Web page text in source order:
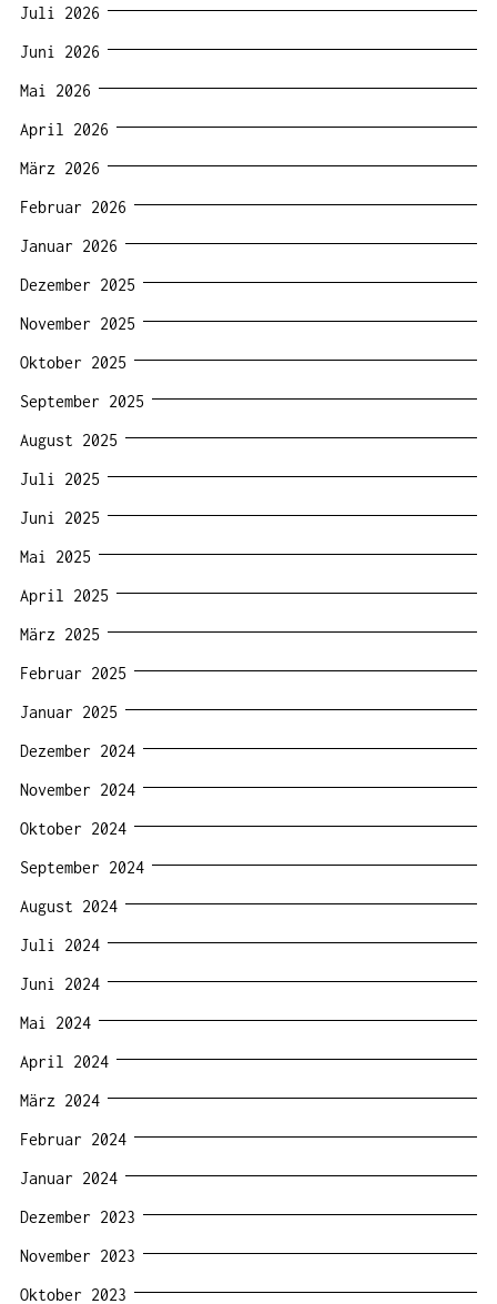
Juli 2026
Juni 2026
Mai 2026
April 2026
März 2026
Februar 2026
Januar 2026
Dezember 2025
November 2025
Oktober 2025
September 2025
August 2025
Juli 2025
Juni 2025
Mai 2025
April 2025
März 2025
Februar 2025
Januar 2025
Dezember 2024
November 2024
Oktober 2024
September 2024
August 2024
Juli 2024
Juni 2024
Mai 2024
April 2024
März 2024
Februar 2024
Januar 2024
Dezember 2023
November 2023
Oktober 2023